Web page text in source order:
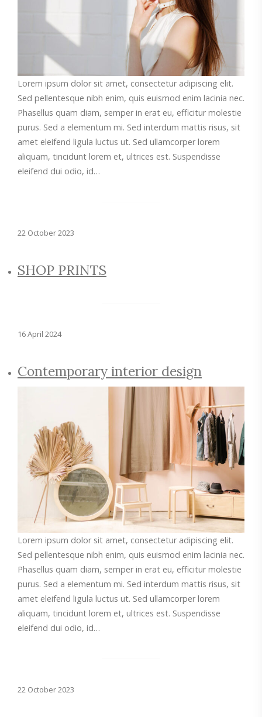
Lorem ipsum dolor sit amet, consectetur adipiscing elit.
Sed pellentesque nibh enim, quis euismod enim lacinia nec.
Phasellus quam diam, semper in erat eu, efficitur molestie
purus. Sed a elementum mi. Sed interdum mattis risus, sit
amet eleifend ligula luctus ut. Sed ullamcorper lorem
aliquam, tincidunt lorem et, ultrices est. Suspendisse
eleifend dui odio, id…
22 October 2023
SHOP PRINTS
16 April 2024
Contemporary interior design
Lorem ipsum dolor sit amet, consectetur adipiscing elit.
Sed pellentesque nibh enim, quis euismod enim lacinia nec.
Phasellus quam diam, semper in erat eu, efficitur molestie
purus. Sed a elementum mi. Sed interdum mattis risus, sit
amet eleifend ligula luctus ut. Sed ullamcorper lorem
aliquam, tincidunt lorem et, ultrices est. Suspendisse
eleifend dui odio, id…
22 October 2023